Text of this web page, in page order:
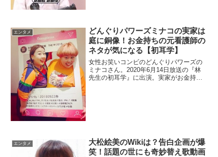
エンタメ
どんぐりパワーズミナコの実家は
庭に銅像！お金持ちの元看護師の
ネタが気になる【初耳学】
女性お笑いコンビのどんぐりパワーズの
ミナコさん。2020年6月14日放送の『林
先生の初耳学』に出演。実家がお金持ち
エンタメ
大松絵美のWikiは？告白企画が爆
笑！話題の世にも奇妙替え歌動画